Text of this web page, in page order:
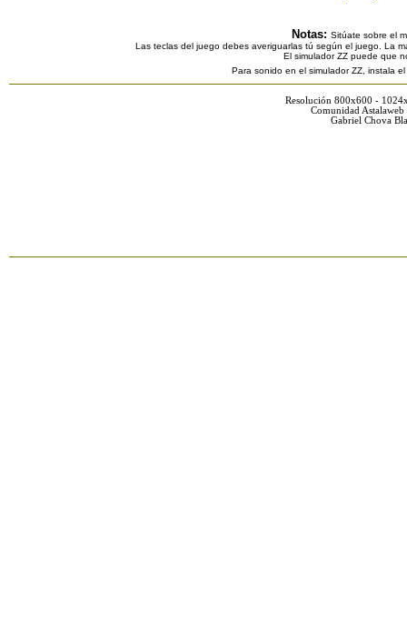
Notas: Sitúate sobre el
Las teclas del juego debes averiguarlas tú según el juego. La
El simulador ZZ puede que
Para sonido en el simulador ZZ, instala
Resolución 800x600 -
Comunidad
Gabriel Chova